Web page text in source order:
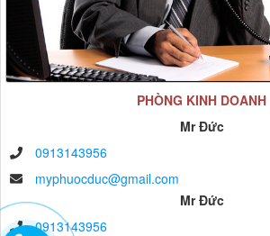
PHÒNG KINH DOANH
Mr Đức
0913143956
myphuocduc@gmail.com
Mr Đức
0913143956